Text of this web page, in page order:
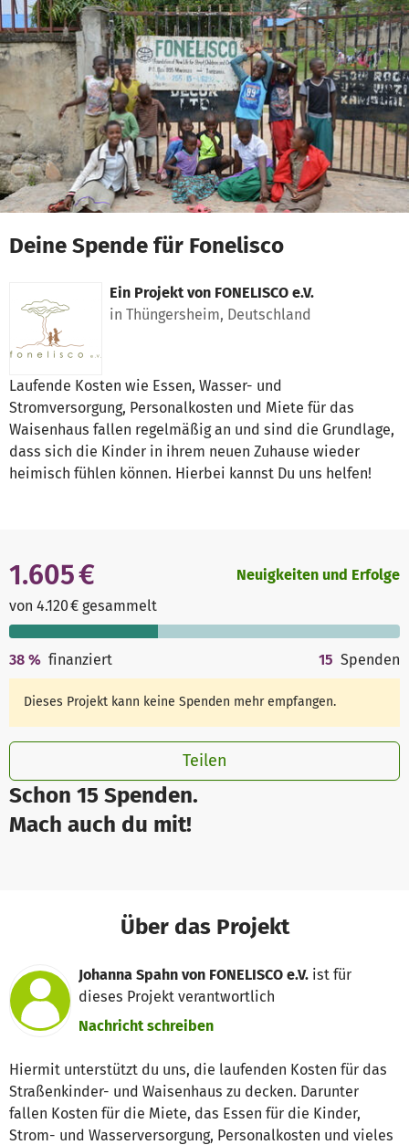
Zum Hauptinhalt springen
Erklärung zur Barrierefreiheit anzeigen
Deine Spende für Fonelisco
Ein Projekt von FONELISCO e.V.
in Thüngersheim, Deutschland
Laufende Kosten wie Essen, Wasser- und
Stromversorgung, Personalkosten und Miete für das
Waisenhaus fallen regelmäßig an und sind die Grundlage,
dass sich die Kinder in ihrem neuen Zuhause wieder
heimisch fühlen können. Hierbei kannst Du uns helfen!
Schon 15 Spenden.
Mach auch du mit!
1.605 €
von 4.120 € gesammelt
Neuigkeiten und Erfolge
38 % finanziert 15 Spenden
Dieses Projekt kann keine Spenden mehr empfangen.
Teilen
Über das Projekt
Johanna Spahn von FONELISCO e.V. ist für
dieses Projekt verantwortlich
Nachricht schreiben
Hiermit unterstützt du uns, die laufenden Kosten für das
Straßenkinder- und Waisenhaus zu decken. Darunter
fallen Kosten für die Miete, das Essen für die Kinder,
Strom- und Wasserversorgung, Personalkosten und vieles